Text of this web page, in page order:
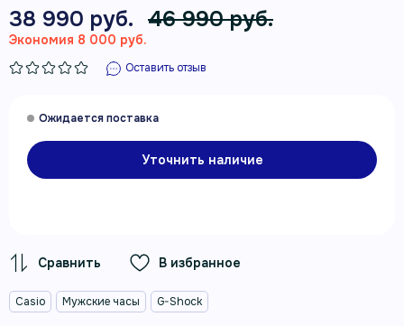
38 990 руб. 46 990 руб.
Экономия 8 000 руб.
Оставить отзыв
Уточнить наличие
В избранное
Casio Мужские часы G-Shock